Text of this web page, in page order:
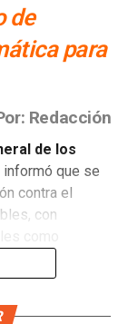
de
para
Redacción
de los
informó que se
contra el
con
con el